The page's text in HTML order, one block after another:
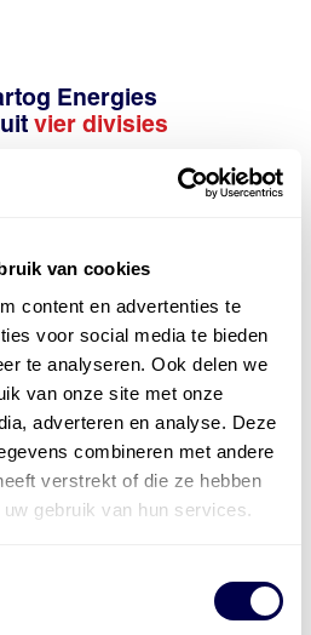
van cookies
content en advertenties te
voor social media te bieden
te analyseren. Ook delen we
van onze site met onze
adverteren en analyse. Deze
combineren met andere
verstrekt of die ze hebben
gebruik van hun services.
Energies
vier divisies